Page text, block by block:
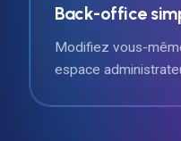
Back-office
Modifiez vous-
espace